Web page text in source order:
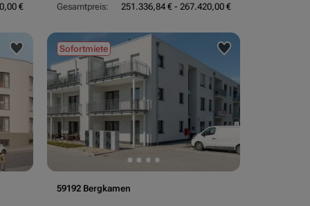
€
Gesamtpreis:
251.336,84 € - 267.420,00 €
Sofortmiete
59192 Bergkamen